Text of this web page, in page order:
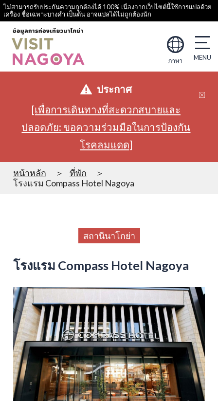
ไม่สามารถรับประกันความถูกต้องได้ 100% เนื่องจากเว็บไซต์นี้ใช้การแปลด้วย
เครื่อง ชื่อเฉพาะบางคำ เป็นต้น อาจแปลได้ไม่ถูกต้องนัก
ภาษา
ประกาศ
[เพื่อการเดินทางที่สะดวกสบายและ
ปลอดภัย: ขอความร่วมมือในการป้องกัน
โรคลมแดด]
หน้าหลัก
ที่พัก
โรงแรม Compass Hotel Nagoya
สถานีนาโกย่า
โรงแรม Compass Hotel Nagoya